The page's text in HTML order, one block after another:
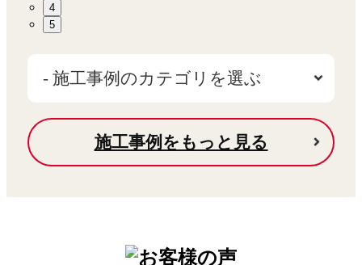
4
5
- 施工事例のカテゴリを選ぶ
施工事例をもっと見る